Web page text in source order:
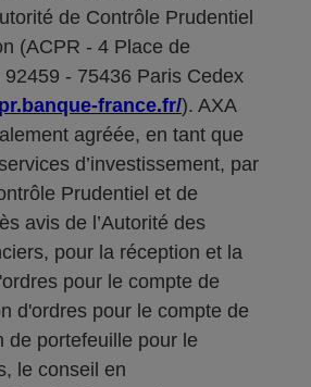
de Contrôle Prudentiel
(ACPR - 4 Place de
- 75436 Paris Cedex
france.fr/). AXA
agréée, en tant que
d’investissement, par
Prudentiel et de
avis de l’Autorité des
pour la réception et la
pour le compte de
d'ordres pour le compte de
de portefeuille pour le
le conseil en